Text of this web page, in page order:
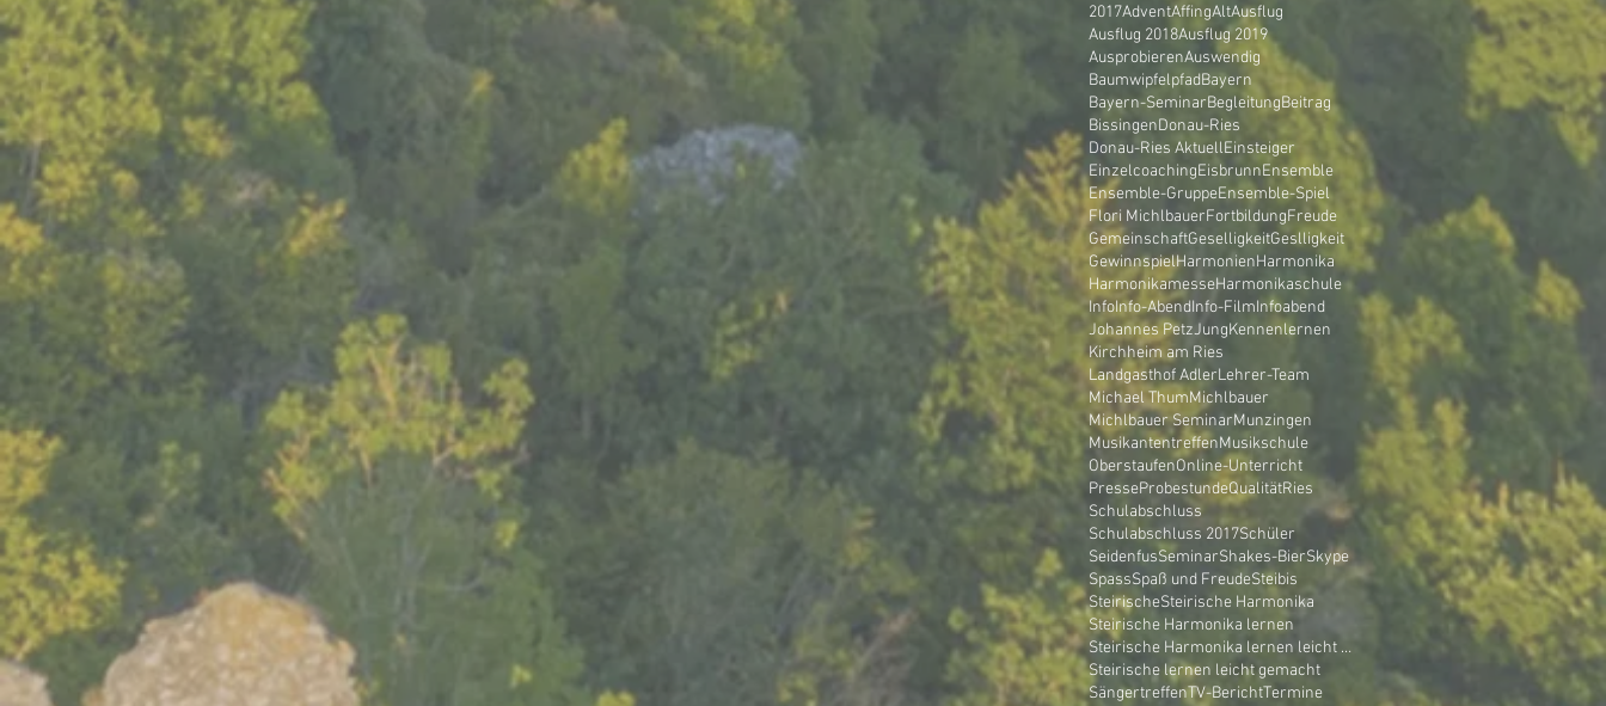
2017AdventAffingAltAusflug
Ausflug 2018Ausflug 2019
AusprobierenAuswendig
BaumwipfelpfadBayern
Bayern-SeminarBegleitungBeitrag
BissingenDonau-Ries
Donau-Ries AktuellEinsteiger
EinzelcoachingEisbrunnEnsemble
Ensemble-GruppeEnsemble-Spiel
Flori MichlbauerFortbildungFreude
GemeinschaftGeselligkeitGeslligkeit
GewinnspielHarmonienHarmonika
HarmonikamesseHarmonikaschule
InfoInfo-AbendInfo-FilmInfoabend
Johannes PetzJungKennenlernen
Kirchheim am Ries
Landgasthof AdlerLehrer-Team
Michael ThumMichlbauer
Michlbauer SeminarMunzingen
MusikantentreffenMusikschule
OberstaufenOnline-Unterricht
PresseProbestundeQualitätRies
Schulabschluss
Schulabschluss 2017Schüler
SeidenfusSeminarShakes-BierSkype
SpassSpaß und FreudeSteibis
SteirischeSteirische Harmonika
Steirische Harmonika lernen
Steirische Harmonika lernen leicht gemacht
Steirische lernen leicht gemacht
SängertreffenTV-BerichtTermine